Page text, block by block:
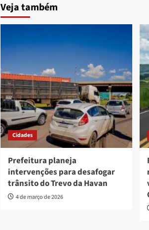
Veja também
Cidades
Prefeitura planeja
intervenções para desafogar
trânsito do Trevo da Havan
4 de março de 2026